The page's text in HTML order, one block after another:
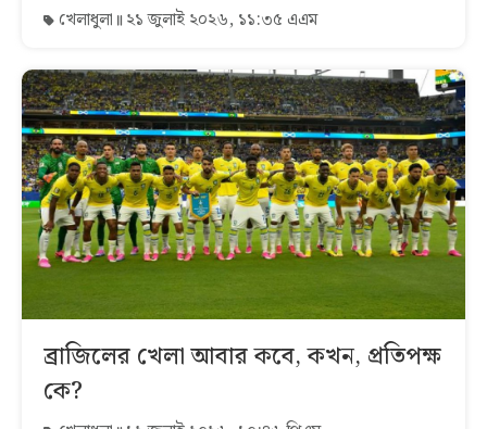
খেলাধুলা ২১ জুলাই ২০২৬, ১১:৩৫ এএম
ব্রাজিলের খেলা আবার কবে, কখন, প্রতিপক্ষ
কে?